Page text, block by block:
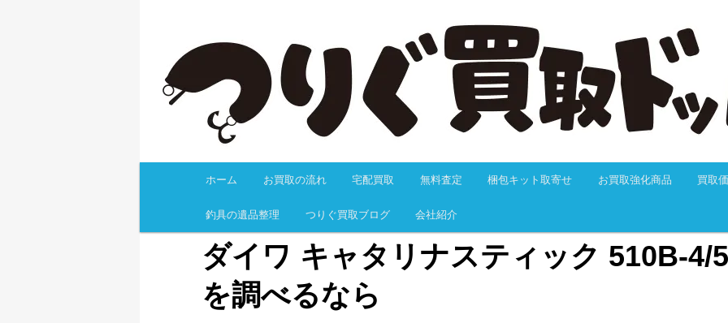
釣具買取ならつりぐ買取ドットJP
無料事前査定、梱包キットの無料サービス、送料無料、大歓迎でお買取します。迅速なお振込で万が一
の返却料も無料！有人サポートも充実しています。だから安心、カンタンでスムーズです。
メインコンテンツへ移動
ホーム お買取の流れ 宅配買取 無料査定 梱包キット取寄せ お買取強化商品 買取
釣具の遺品整理 つりぐ買取ブログ 会社紹介
ダイワ キャタリナスティック 510B-4/
を調べるなら